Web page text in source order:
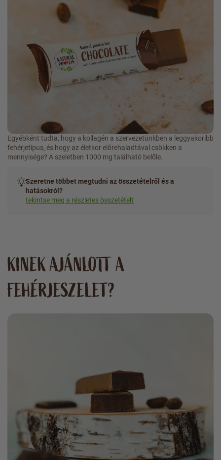
Egyébként tudta, hogy a kollagén a szervezetünkben a leggyakoribb
fehérjetípus, és hogy az életkor előrehaladtával csökken a
mennyisége? A szeletben 1000 mg található belőle.
Szeretne többet megtudni az összetételről és a
hatásokról?
tekintse meg a részletes összetételt
KINEK AJÁNLOTT A
FEHÉRJESZELET?